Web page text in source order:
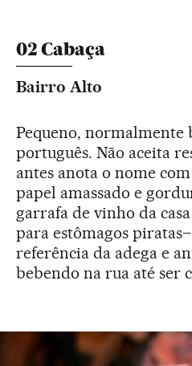
02 Cabaça
Bairro Alto
Pequeno,
português. Não aceita
antes anota o nome
papel amassado e
garrafa de vinho da
para estômagos
referência da adega e
bebendo na rua até ser